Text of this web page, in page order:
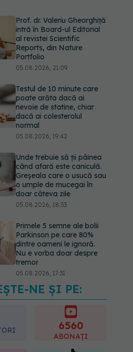
Prof. dr. Valeriu Gheorghiță
intră în Board-ul Editorial
al revistei Scientific
Reports, din Nature
Portfolio
05.08.2026, 21:09
Testul de 10 minute care
poate arăta dacă ai
nevoie de statine, chiar
dacă ai colesterolul
normal
05.08.2026, 19:42
Unde trebuie să ții pâinea
când afară este caniculă.
Greșeala care o usucă sau
o umple de mucegai în
doar câteva zile
05.08.2026, 18:33
Primele 5 semne ale bolii
Parkinson pe care 80%
dintre oameni le ignoră.
Nu e vorba doar despre
tremor
05.08.2026, 17:31
Gabriela Cristea, manifest
pentru respect și
acceptare: Corpul
fiecăruia spune o poveste
05.08.2026, 21:23
NE ȘI PE:
6560
ABONAȚI